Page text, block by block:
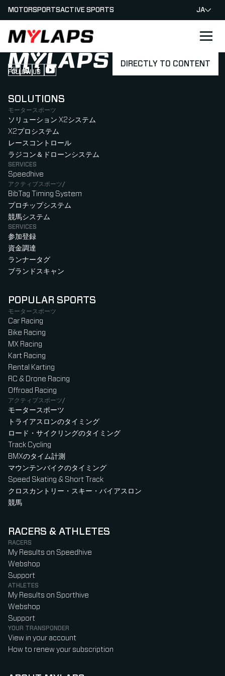
DIRECTLY TO CONTENT
LOGO MYLAPS - JAPAN
MOTORSPORTSACTIVE SPORTS JA
FOLLOW US
Follow us on Instagram (Opens in new tab)
Follow us on LinkedIn (Opens in new tab)
Follow us on Facebook (Opens in new tab)
Follow us on YouTube (Opens in new tab)
SOLUTIONS
モータースポーツ
ソリューション X2システム
X2プロシステム
レースコントロール
ラジコン＆ドローンシステム
SERVICES
Speedhive
アクティブスポーツ/
BibTag Timing System
プロチップシステム
競馬システム
SERVICES
参加登録
資金調達
ランナータグ
ブランドスキャン
POPULAR SPORTS
モータースポーツ
Car Racing
Bike Racing
MX Racing
Kart Racing
Rental Karting
RC & Drone Racing
Offroad Racing
アクティブスポーツ/
モータースポーツ
トライアスロンのタイミング
ロード・サイクリングのタイミング
Track Cycling
BMXのタイム計測
マウンテンバイクのタイミング
Speed Skating & Short Track
クロスカントリー・スキー・バイアスロン
競馬
RACERS & ATHLETES
RACERS
My Results on Speedhive
Webshop
Support
ATHLETES
My Results on Sporthive
Webshop
Support
YOUR TRANSPONDER
View in your account
How to renew your subscription